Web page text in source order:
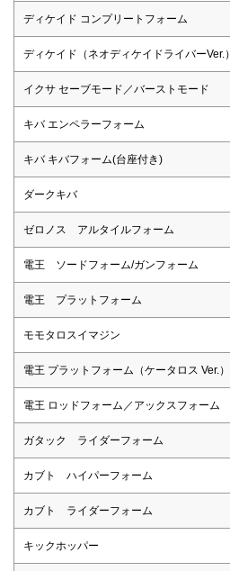
ディケイド コンプリートフォーム
ディケイド（ネオディケイドライバーVer.）
イクサ セーブモード／バーストモード
キバ エンペラーフォーム
キバ キバフォーム(台座付き)
ダークキバ
ゼロノス アルタイルフォーム
電王 ソードフォーム/ガンフォーム
電王 プラットフォーム
モモタロスイマジン
電王 プラットフォーム（ケータロス Ver.）
電王 ロッドフォーム／アックスフォーム
ガタック ライダーフォーム
カブト ハイパーフォーム
カブト ライダーフォーム
キックホッパー